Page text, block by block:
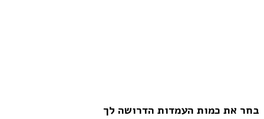
בחר את כמות העמדות הדרושה לך